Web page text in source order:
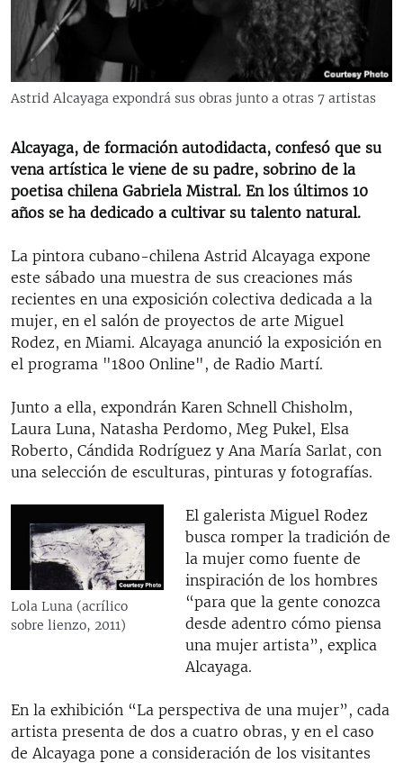
RADIO MARTÍ
ESPECIALES
ESPECIALES
SER VIEJO EN CUBA
KENTU-CUBANO
LOS SANTOS DE HIALEAH
LA INVASIÓN DE RUSIA A UCRANIA
MULTIMEDIA
SÍGUENOS
Astrid Alcayaga expondrá sus obras junto a otras 7 artistas
Alcayaga, de formación autodidacta, confesó que su
vena artística le viene de su padre, sobrino de la
poetisa chilena Gabriela Mistral. En los últimos 10
años se ha dedicado a cultivar su talento natural.
La pintora cubano-chilena Astrid Alcayaga expone
este sábado una muestra de sus creaciones más
recientes en una exposición colectiva dedicada a la
mujer, en el salón de proyectos de arte Miguel
Rodez, en Miami. Alcayaga anunció la exposición en
el programa "1800 Online", de Radio Martí.
Junto a ella, expondrán Karen Schnell Chisholm,
Laura Luna, Natasha Perdomo, Meg Pukel, Elsa
Roberto, Cándida Rodríguez y Ana María Sarlat, con
una selección de esculturas, pinturas y fotografías.
Lola Luna (acrílico
sobre lienzo, 2011)
El galerista Miguel Rodez
busca romper la tradición de
la mujer como fuente de
inspiración de los hombres
“para que la gente conozca
desde adentro cómo piensa
una mujer artista”, explica
Alcayaga.
​En la exhibición “La perspectiva de una mujer”, cada
artista presenta de dos a cuatro obras, y en el caso
de Alcayaga pone a consideración de los visitantes